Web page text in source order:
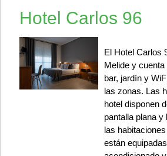
Hotel Carlos 96
El Hotel Carlos
Melide y
bar, jardín y
las zonas. Las
hotel disponen
pantalla plana y
las
están